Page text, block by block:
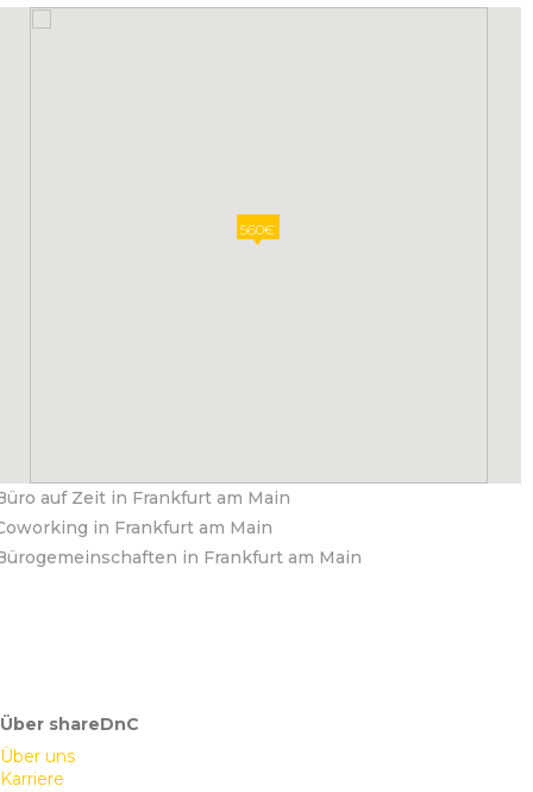
560€
auf Zeit in Frankfurt am Main
in Frankfurt am Main
in Frankfurt am Main
Über shareDnC
Über uns
Karriere